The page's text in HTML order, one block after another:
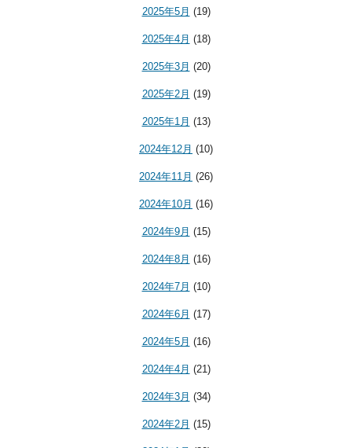
2025年5月 (19)
2025年4月 (18)
2025年3月 (20)
2025年2月 (19)
2025年1月 (13)
2024年12月 (10)
2024年11月 (26)
2024年10月 (16)
2024年9月 (15)
2024年8月 (16)
2024年7月 (10)
2024年6月 (17)
2024年5月 (16)
2024年4月 (21)
2024年3月 (34)
2024年2月 (15)